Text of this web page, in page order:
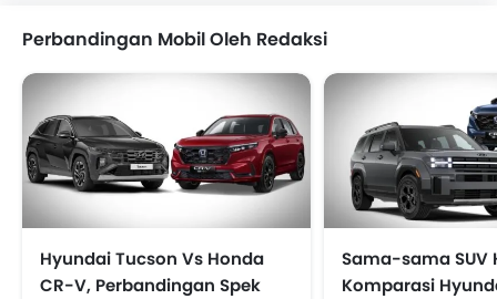
Perbandingan Mobil Oleh Redaksi
Hyundai Tucson Vs Honda
CR-V, Perbandingan Spek
Sama-sama SUV
Komparasi